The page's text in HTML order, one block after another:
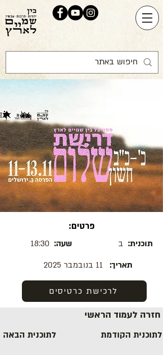
פרטים:
18:30 שעה: ב תוכנית:
11 בנובמבר 2025
תאריך:
לרכישת כרטיסים
חזרה לעמוד הראשי
לתוכנית הבאה לתוכנית הקודמת